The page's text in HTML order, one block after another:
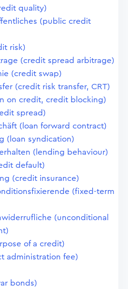
quality)
(public credit
risk)
(credit spread arbitrage)
(credit swap)
(credit risk transfer, CRT)
on credit, credit blocking)
spread)
(loan forward contract)
(loan syndication)
(lending behaviour)
default)
(credit insurance)
(fixed-term
(unconditional
of a credit)
administration fee)
bonds)